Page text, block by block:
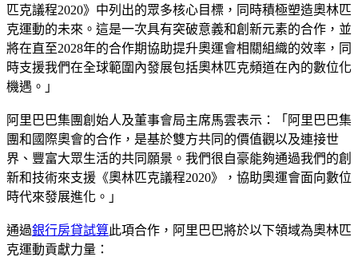
匹克議程2020》中列出的眾多核心目標，同時積極塑造奧林匹
克運動的未來。這是一次具有突破意義和創新元素的合作，並
將在直至2028年的合作期協助提升奧運會相關組織的效率，同
時支援我們在全球範圍內發展包括奧林匹克頻道在內的數位化
機遇。」
阿里巴巴集團創始人及董事會局主席馬雲表示：「阿里巴巴集
團和國際奧會的合作，是基於雙方共同的價值觀以及連接世
界、豐富大眾生活的共同願景。我們很自豪能夠通過我們的創
新和技術來支援《奧林匹克議程2020》，協助奧運會面向數位
時代來發展進化。」
通過銀行房貸試算此項合作，阿里巴巴將於以下領域為奧林匹
克運動貢獻力量：